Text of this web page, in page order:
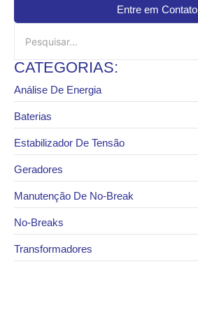
Entre em Contato
CATEGORIAS:
Análise De Energia
Baterias
Estabilizador De Tensão
Geradores
Manutenção De No-Break
No-Breaks
Transformadores